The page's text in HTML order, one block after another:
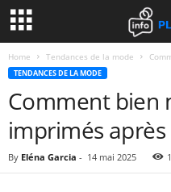
Home Tendances de la mode
TENDANCES DE LA MODE
Comment bien
imprimés après
By Eléna Garcia - 14 mai 2025